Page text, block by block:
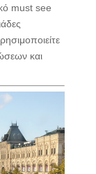
must see
και